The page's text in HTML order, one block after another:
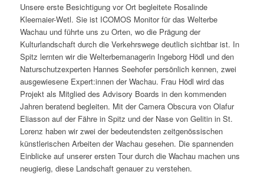
Unsere erste Besichtigung vor Ort begleitete Rosalinde
Kleemaier-Wetl. Sie ist ICOMOS Monitor für das Welterbe
Wachau und führte uns zu Orten, wo die Prägung der
Kulturlandschaft durch die Verkehrswege deutlich sichtbar ist. In
Spitz lernten wir die Welterbemanagerin Ingeborg Hödl und den
Naturschutzexperten Hannes Seehofer persönlich kennen, zwei
ausgewiesene Expert:innen der Wachau. Frau Hödl wird das
Projekt als Mitglied des Advisory Boards in den kommenden
Jahren beratend begleiten. Mit der Camera Obscura von Olafur
Eliasson auf der Fähre in Spitz und der Nase von Gelitin in St.
Lorenz haben wir zwei der bedeutendsten zeitgenössischen
künstlerischen Arbeiten der Wachau gesehen. Die spannenden
Einblicke auf unserer ersten Tour durch die Wachau machen uns
neugierig, diese Landschaft genauer zu verstehen.